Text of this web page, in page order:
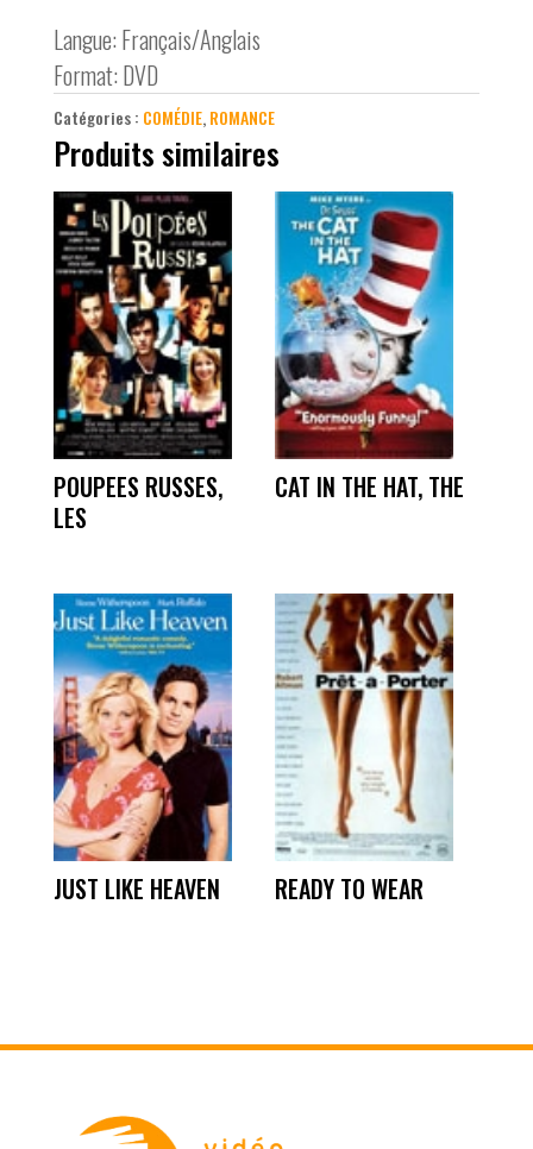
Langue: Français/Anglais
Format: DVD
Catégories : COMÉDIE,ROMANCE
Produits similaires
POUPEES RUSSES,
LES
CAT IN THE HAT, THE
JUST LIKE HEAVEN READY TO WEAR